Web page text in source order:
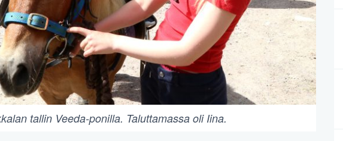
tallin Veeda-ponilla. Taluttamassa oli Iina.